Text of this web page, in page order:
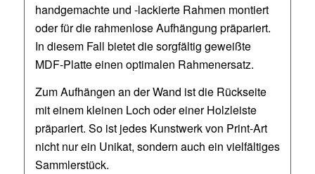
handgemachte und -lackierte Rahmen montiert
oder für die rahmenlose Aufhängung präpariert.
In diesem Fall bietet die sorgfältig geweißte
MDF-Platte einen optimalen Rahmenersatz.
Zum Aufhängen an der Wand ist die Rückseite
mit einem kleinen Loch oder einer Holzleiste
präpariert. So ist jedes Kunstwerk von Print-Art
nicht nur ein Unikat, sondern auch ein vielfältiges
Sammlerstück.